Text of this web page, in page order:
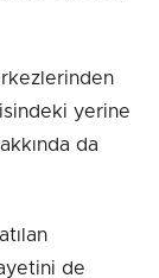
yerine
da
de